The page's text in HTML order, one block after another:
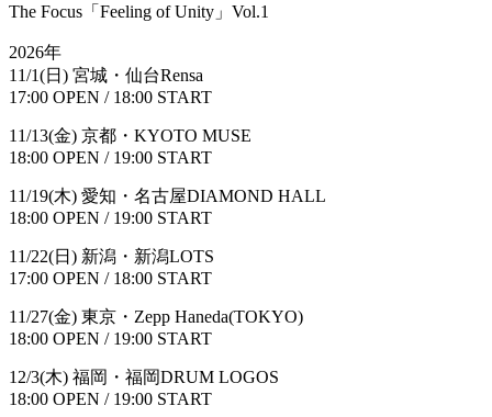
The Focus「Feeling of Unity」Vol.1
2026年
11/1(日) 宮城・仙台Rensa
17:00 OPEN / 18:00 START
11/13(金) 京都・KYOTO MUSE
18:00 OPEN / 19:00 START
11/19(木) 愛知・名古屋DIAMOND HALL
18:00 OPEN / 19:00 START
11/22(日) 新潟・新潟LOTS
17:00 OPEN / 18:00 START
11/27(金) 東京・Zepp Haneda(TOKYO)
18:00 OPEN / 19:00 START
12/3(木) 福岡・福岡DRUM LOGOS
18:00 OPEN / 19:00 START